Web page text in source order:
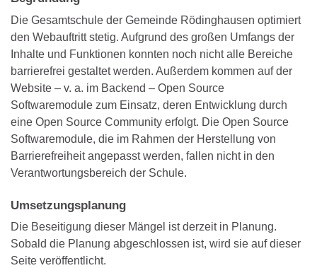
Die Gesamtschule der Gemeinde Rödinghausen optimiert
den Webauftritt stetig. Aufgrund des großen Umfangs der
Inhalte und Funktionen konnten noch nicht alle Bereiche
barrierefrei gestaltet werden. Außerdem kommen auf der
Website – v. a. im Backend – Open Source
Softwaremodule zum Einsatz, deren Entwicklung durch
eine Open Source Community erfolgt. Die Open Source
Softwaremodule, die im Rahmen der Herstellung von
Barrierefreiheit angepasst werden, fallen nicht in den
Verantwortungsbereich der Schule.
Umsetzungsplanung
Die Beseitigung dieser Mängel ist derzeit in Planung.
Sobald die Planung abgeschlossen ist, wird sie auf dieser
Seite veröffentlicht.